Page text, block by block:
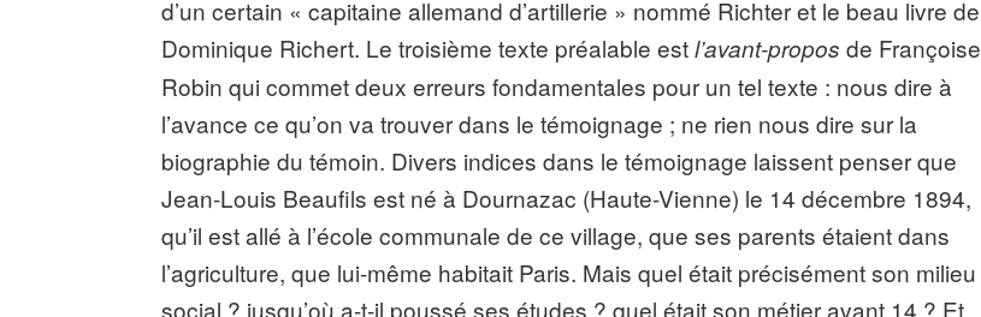
d’un certain « capitaine allemand d’artillerie » nommé Richter et le beau livre de
Dominique Richert. Le troisième texte préalable estl’avant-proposde Françoise
Robin qui commet deux erreurs fondamentales pour un tel texte : nous dire à
l’avance ce qu’on va trouver dans le témoignage ; ne rien nous dire sur la
biographie du témoin. Divers indices dans le témoignage laissent penser que
Jean-Louis Beaufils est né à Dournazac (Haute-Vienne) le 14 décembre 1894,
qu’il est allé à l’école communale de ce village, que ses parents étaient dans
l’agriculture, que lui-même habitait Paris. Mais quel était précisément son milieu
social ? jusqu’où a-t-il poussé ses études ? quel était son métier avant 14 ? Et